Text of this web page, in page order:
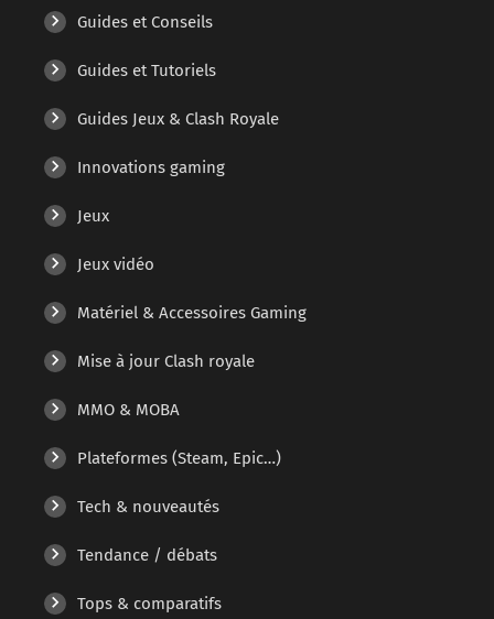
Guides et Conseils
Guides et Tutoriels
Guides Jeux & Clash Royale
Innovations gaming
Jeux
Jeux vidéo
Matériel & Accessoires Gaming
Mise à jour Clash royale
MMO & MOBA
Plateformes (Steam, Epic…)
Tech & nouveautés
Tendance / débats
Tops & comparatifs